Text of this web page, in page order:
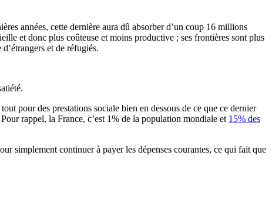
années, cette dernière aura dû absorber d’un coup 16 millions
et donc plus coûteuse et moins productive ; ses frontières sont plus
et de réfugiés.
pour des prestations sociale bien en dessous de ce que ce dernier
rappel, la France, c’est 1% de la population mondiale et 15% des
simplement continuer à payer les dépenses courantes, ce qui fait que